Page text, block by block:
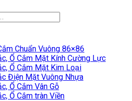
Chuẩn Vuông 86×86
Ổ Cắm Mặt Kính Cường Lực
Ổ Cắm Mặt Kim Loại
Điện Mặt Vuông Nhựa
Ổ Cắm Vân Gỗ
Ổ Cắm tràn Viền